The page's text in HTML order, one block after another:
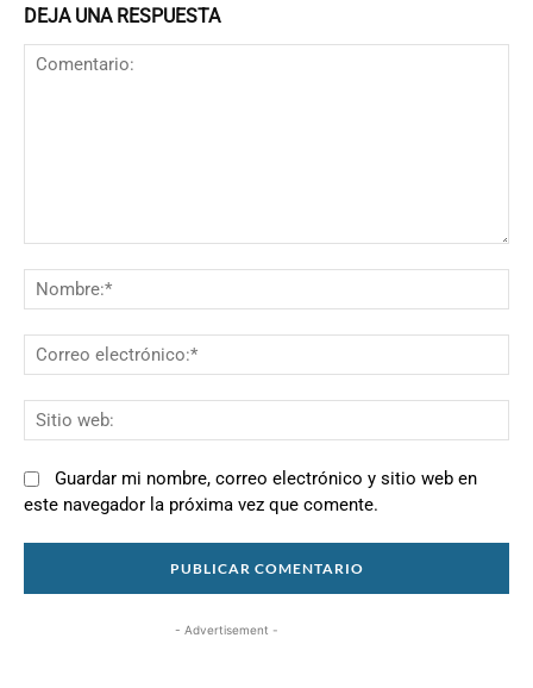
DEJA UNA RESPUESTA
Guardar mi nombre, correo electrónico y sitio web en
este navegador la próxima vez que comente.
- Advertisement -